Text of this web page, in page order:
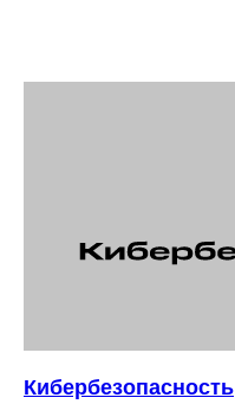
Кибербезопасность